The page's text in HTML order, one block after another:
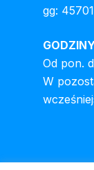
gg:
Od pon.
W